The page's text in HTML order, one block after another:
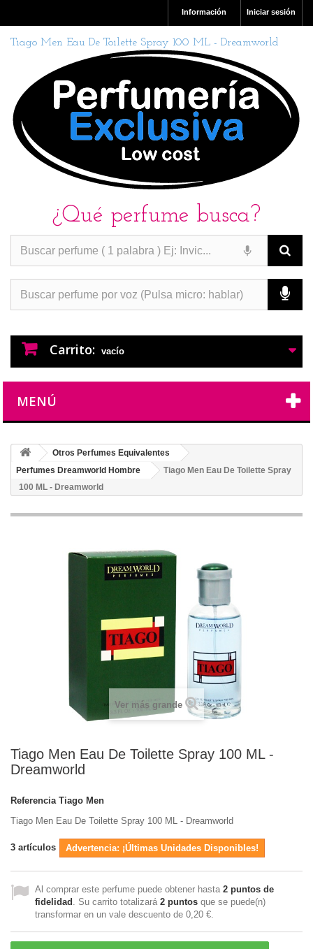
Iniciar sesión
Información
Tiago Men Eau De Toilette Spray 100 ML - Dreamworld
¿Qué perfume busca?
Carrito: vacío
MENÚ
Otros Perfumes Equivalentes
Perfumes Dreamworld Hombre
Tiago Men Eau De Toilette Spray
100 ML - Dreamworld
Ver más grande
Tiago Men Eau De Toilette Spray 100 ML -
Dreamworld
Referencia Tiago Men
Tiago Men Eau De Toilette Spray 100 ML - Dreamworld
3 artículos Advertencia: ¡Últimas Unidades Disponibles!
Al comprar este perfume puede obtener hasta 2 puntos de
fidelidad . Su carrito totalizará 2 puntos que se puede(n)
transformar en un vale descuento de 0,20 €